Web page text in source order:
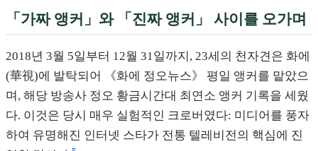
「가짜 앵커」와 「진짜 앵커」 사이를 오가며
2018년 3월 5일부터 12월 31일까지, 23세의 천자견은 화에
(華視)에 발탁되어 《화에 정오뉴스》 평일 앵커를 맡았으
며, 해당 방송사 정오 황금시간대 최연소 앵커 기록을 세웠
다. 이것은 당시 매우 실험적인 크로버였다: 미디어를 풍자
하여 유명해진 인터넷 스타가 전통 텔레비전의 핵심에 진